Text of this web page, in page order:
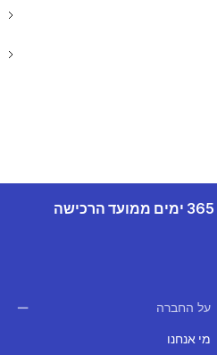
על החברה
מי אנחנו